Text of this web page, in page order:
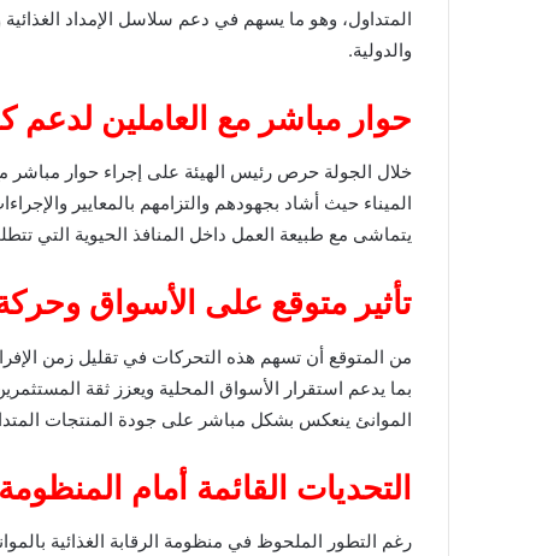
المتداول، وهو ما يسهم في دعم سلاسل الإمداد
والدولية.
حوار مباشر مع العاملين لدعم
خلال الجولة حرص رئيس الهيئة على إجراء حوار مباشر
الميناء حيث أشاد بجهودهم والتزامهم بالمعايير
يتماشى مع طبيعة العمل داخل المنافذ الحيوية التي
تأثير متوقع على الأسواق
من المتوقع أن تسهم هذه التحركات في تقليل زمن
بما يدعم استقرار الأسواق المحلية ويعزز ثقة
الموانئ ينعكس بشكل مباشر على جودة المنتجات
التحديات القائمة أمام المنظومة
رغم التطور الملحوظ في منظومة الرقابة الغذائية